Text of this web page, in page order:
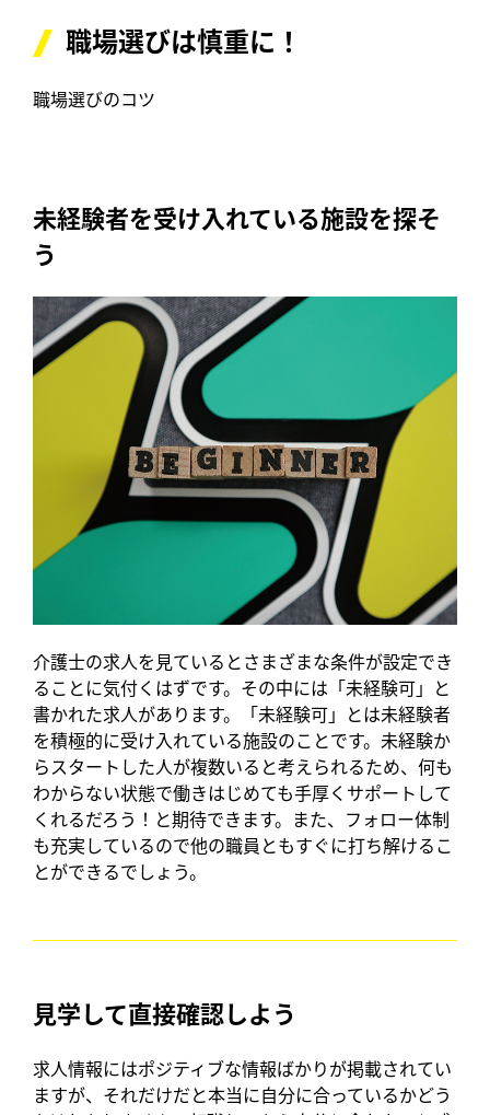
職場選びは慎重に！
職場選びのコツ
未経験者を受け入れている施設を探そ
う
介護士の求人を見ているとさまざまな条件が設定でき
ることに気付くはずです。その中には「未経験可」と
書かれた求人があります。「未経験可」とは未経験者
を積極的に受け入れている施設のことです。未経験か
らスタートした人が複数いると考えられるため、何も
わからない状態で働きはじめても手厚くサポートして
くれるだろう！と期待できます。また、フォロー体制
も充実しているので他の職員ともすぐに打ち解けるこ
とができるでしょう。
見学して直接確認しよう
求人情報にはポジティブな情報ばかりが掲載されてい
ますが、それだけだと本当に自分に合っているかどう